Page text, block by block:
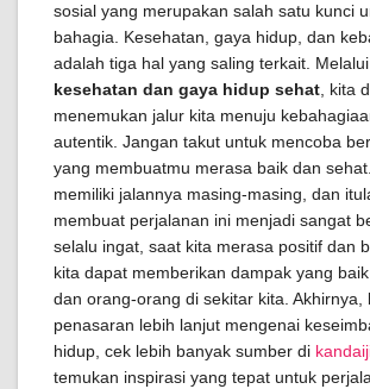
sosial yang merupakan salah satu kunci
bahagia. Kesehatan, gaya hidup, dan
adalah tiga hal yang saling terkait. Melalui
kesehatan dan gaya hidup sehat , kita
menemukan jalur kita menuju
autentik. Jangan takut untuk mencoba
yang membuatmu merasa baik dan
memiliki jalannya masing-masing, dan
membuat perjalanan ini menjadi sangat
selalu ingat, saat kita merasa positif dan
kita dapat memberikan dampak yang
dan orang-orang di sekitar kita. Akhirnya,
penasaran lebih lanjut mengenai
hidup, cek lebih banyak sumber di
temukan inspirasi yang tepat untuk